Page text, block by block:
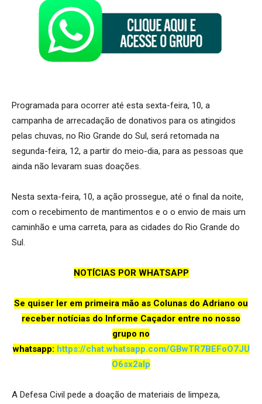
Programada para ocorrer até esta sexta-feira, 10, a
campanha de arrecadação de donativos para os atingidos
pelas chuvas, no Rio Grande do Sul, será retomada na
segunda-feira, 12, a partir do meio-dia, para as pessoas que
ainda não levaram suas doações.
Nesta sexta-feira, 10, a ação prossegue, até o final da noite,
com o recebimento de mantimentos e o o envio de mais um
caminhão e uma carreta, para as cidades do Rio Grande do
Sul.
NOTÍCIAS POR WHATSAPP
Se quiser ler em primeira mão as Colunas do Adriano ou
receber notícias do Informe Caçador entre no nosso
grupo no
whatsapp: https://chat.whatsapp.com/GBwTR7BEFoO7JU
O6sx2aIp
A Defesa Civil pede a doação de materiais de limpeza,